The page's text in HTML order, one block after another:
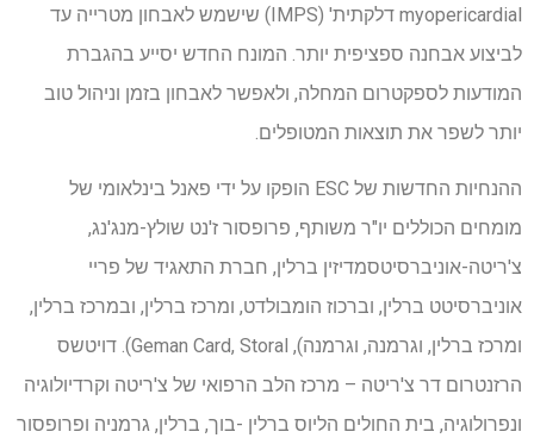
myopericardial דלקתית' (IMPS) שישמש לאבחון מטרייה עד
לביצוע אבחנה ספציפית יותר. המונח החדש יסייע בהגברת
המודעות לספקטרום המחלה, ולאפשר לאבחון בזמן וניהול טוב
יותר לשפר את תוצאות המטופלים.
ההנחיות החדשות של ESC הופקו על ידי פאנל בינלאומי של
מומחים הכוללים יו"ר משותף, פרופסור ז'נט שולץ-מנג'נג,
צ'ריטה-אוניברסיטסמדיזין ברלין, חברת התאגיד של פריי
אוניברסיטט ברלין, וברכוז הומבולדט, ומרכז ברלין, ובמרכז ברלין,
ומרכז ברלין, וגרמנה, וגרמנה), Geman Card, Storal). דויטשס
הרזנטרום דר צ'ריטה – מרכז הלב הרפואי של צ'ריטה וקרדיולוגיה
ונפרולוגיה, בית החולים הליוס ברלין -בוך, ברלין, גרמניה ופרופסור